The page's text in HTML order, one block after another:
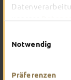
Notwendig
Präferenzen